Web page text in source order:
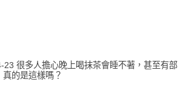
很多人擔心晚上喝抹茶會睡不著，甚至有部
的是這樣嗎？